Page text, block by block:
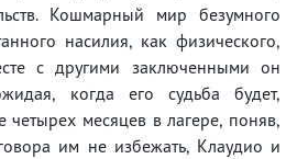
Кошмарный мир безумного
насилия, как физического,
с другими заключенными он
когда его судьба будет,
четырех месяцев в лагере, поняв,
им не избежать, Клаудио и